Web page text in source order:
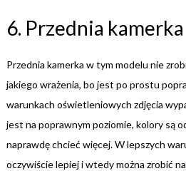
6. Przednia kamerka
Przednia kamerka w tym modelu nie
jakiego wrażenia, bo jest po prostu
warunkach oświetleniowych zdjęcia
jest na poprawnym poziomie, kolory są
naprawdę chcieć więcej. W lepszych
oczywiście lepiej i wtedy można zrobić